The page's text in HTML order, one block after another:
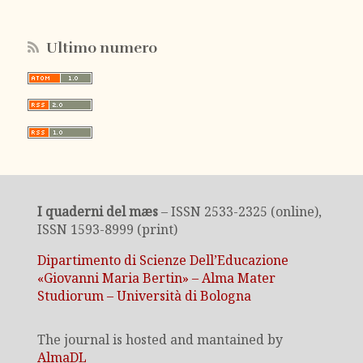
Ultimo numero
I quaderni del mæs– ISSN 2533-2325 (online),
ISSN 1593-8999 (print)
Dipartimento di Scienze Dell’Educazione
«Giovanni Maria Bertin» – Alma Mater
Studiorum – Università di Bologna
The journal is hosted and mantained by
AlmaDL